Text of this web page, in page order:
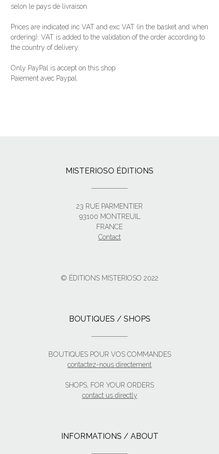
selon le pays de livraison.
Prices are indicated inc VAT and exc VAT (in the basket and when
ordering). VAT is added to the validation of the order according to
the country of delivery.
Only PayPal is accept on this shop
Paiement avec Paypal.
MISTERIOSO ÉDITIONS
23 RUE PARMENTIER
93100 MONTREUIL
FRANCE
Contact
© ÉDITIONS MISTERIOSO 2022
BOUTIQUES / SHOPS
BOUTIQUES POUR VOS COMMANDES
contactez-nous directement
SHOPS, FOR YOUR ORDERS
contact us directly
INFORMATIONS / ABOUT